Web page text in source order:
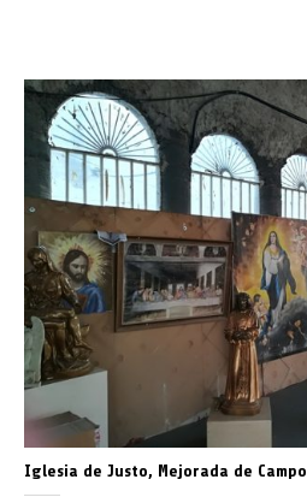
Iglesia de Justo, Mejorada de Campo